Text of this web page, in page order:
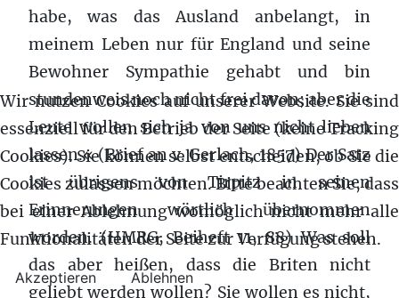
habe, was das Ausland anbelangt, in
meinem Leben nur für England und seine
Bewohner Sympathie gehabt und bin
stundenweis noch nicht frei davon; aber die
Leute wollen sich ja von uns nicht lieben
lassen.« (Brief an v. Gerlach, 1857) Der Satz
ist übrigens von Tirpitz in seinen
Erinnerungen wörtlich übernommen
worden. (HMRG, Beiheft 11, 88) Was soll
das aber heißen, dass die Briten nicht
geliebt werden wollen? Sie wollen es nicht,
Wir nutzen Cookies auf unserer Website. Sie sind
essenziell für den Betrieb der Seite (keine Tracking
Cookies). Sie können selbst entscheiden, ob Sie die
Cookies zulassen möchten. Bitte beachten Sie, dass
bei einer Ablehnung womöglich nicht mehr alle
Funktionalitäten der Seite zur Verfügung stehen.
Akzeptieren Ablehnen